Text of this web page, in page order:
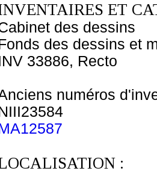
ET
des dessins
des dessins et
33886, Recto
numéros
: